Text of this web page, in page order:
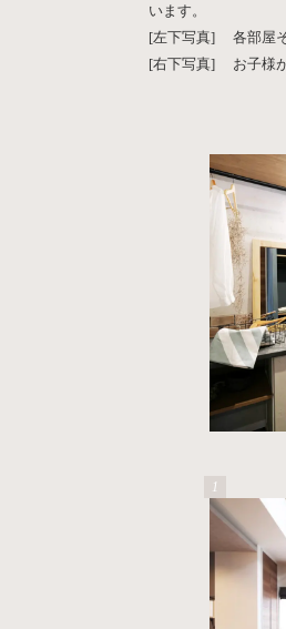
います。
[左下写真] 各部屋そ
[右下写真] お子様が